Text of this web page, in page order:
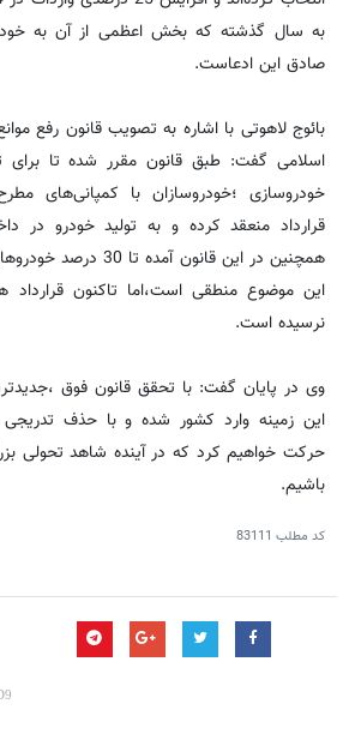
به سال گذشته که بخش اعظمی از آن به
صادق این اد‌عاست.
بائوج لاهوتی با اشاره به تصویب قانون رفع
اسلامی گفت: طبق قانون مقرر شده تا برای
خودر‌وسازی ؛خود‌روسازان با کمپانی‌های
قرارداد منعقد کرده و به تولید خودرو در
همچنین در این قانون
این موضوع منطقی است،اما تاکنون قرارداد
نرسیده است.
وی در پایان گفت: با تحقق قانون فوق
این زمینه وارد کشور شده و با حذف
حرکت خواهیم کرد که در آینده شاهد تحولی
باشیم.
کد مطلب 83111